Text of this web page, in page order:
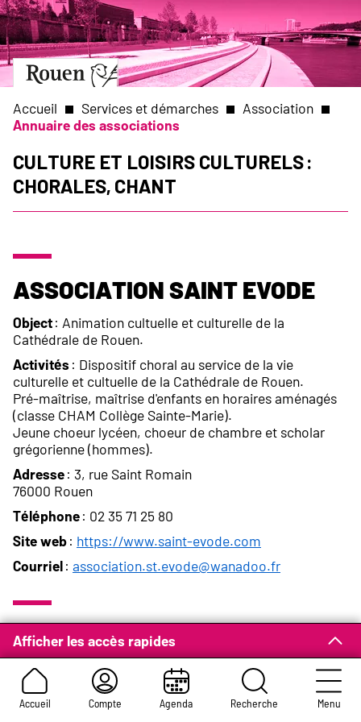
Aller
au
contenu
principal
Aller
à
page
d’accueil
Slide
1
of
1
Accueil Compte Agenda Recherche Menu
Fil
d'Ariane
Accueil Services et démarches
Association
Annuaire des associations
Culture et Loisirs culturels :
Chorales, Chant
Afficher les accès rapides
Association Saint Evode
Object: Animation cultuelle et culturelle de la
Cathédrale de Rouen.
Activités : Dispositif choral au service de la vie
culturelle et cultuelle de la Cathédrale de Rouen.
Pré-maîtrise, maîtrise d'enfants en horaires aménagés
(classe CHAM Collège Sainte-Marie).
Jeune choeur lycéen, choeur de chambre et scholar
grégorienne (hommes).
Adresse: 3, rue Saint Romain
76000 Rouen
Téléphone: 02 35 71 25 80
Site web: https://www.saint-evode.com
Courriel: association.st.evode@wanadoo.fr
Atelier de Rencontres et
d'Initiatives Artistiques -
ARIA